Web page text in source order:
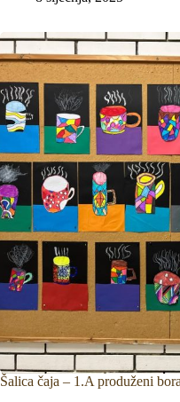
Šalica čaja – 1.A produženi